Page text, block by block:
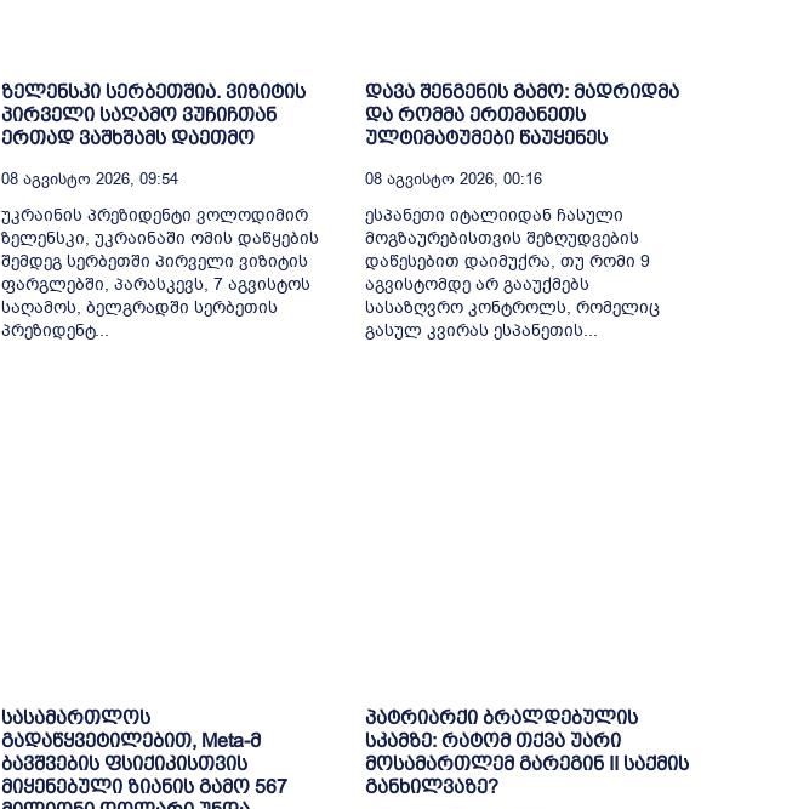
ზელენსკი სერბეთშია. ვიზიტის
პირველი საღამო ვუჩიჩთან
ერთად ვაშხშამს დაეთმო
08 Აგვისტო 2026, 09:54
უკრაინის პრეზიდენტი ვოლოდიმირ
ზელენსკი, უკრაინაში ომის დაწყების
შემდეგ სერბეთში პირველი ვიზიტის
ფარგლებში, პარასკევს, 7 აგვისტოს
საღამოს, ბელგრადში სერბეთის
პრეზიდენტ...
დავა შენგენის გამო: მადრიდმა
და რომმა ერთმანეთს
ულტიმატუმები წაუყენეს
08 Აგვისტო 2026, 00:16
ესპანეთი იტალიიდან ჩასული
მოგზაურებისთვის შეზღუდვების
დაწესებით დაიმუქრა, თუ რომი 9
აგვისტომდე არ გააუქმებს
სასაზღვრო კონტროლს, რომელიც
გასულ კვირას ესპანეთის...
სასამართლოს
გადაწყვეტილებით, Meta-მ
ბავშვების ფსიქიკისთვის
მიყენებული ზიანის გამო 567
პატრიარქი ბრალდებულის
სკამზე: რატომ თქვა უარი
მოსამართლემ გარეგინ II საქმის
განხილვაზე?